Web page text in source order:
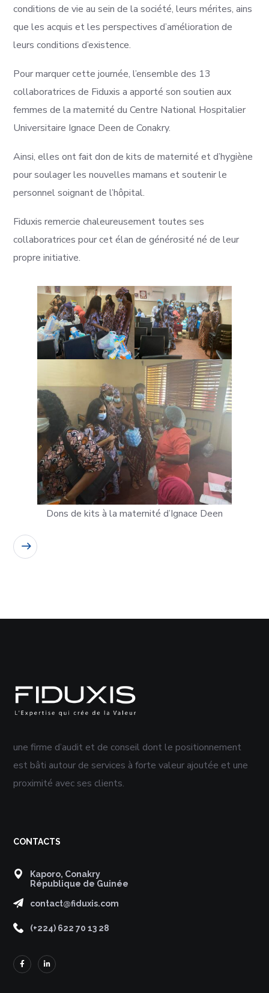
conditions de vie au sein de la société, leurs mérites, ains
que les acquis et les perspectives d’amélioration de
leurs conditions d’existence.
Pour marquer cette journée, l’ensemble des 13
collaboratrices de Fiduxis a apporté son soutien aux
femmes de la maternité du Centre National Hospitalier
Universitaire Ignace Deen de Conakry.
Ainsi, elles ont fait don de kits de maternité et d’hygiène
pour soulager les nouvelles mamans et soutenir le
personnel soignant de l’hôpital.
Fiduxis remercie chaleureusement toutes ses
collaboratrices pour cet élan de générosité né de leur
propre initiative.
Dons de kits à la maternité d’Ignace Deen
une firme d’audit et de conseil dont le positionnement
est bâti autour de services à forte valeur ajoutée et une
proximité avec ses clients. ​
CONTACTS
Kaporo, Conakry
République de Guinée
contact@fiduxis.com
(+224) 622 70 13 28